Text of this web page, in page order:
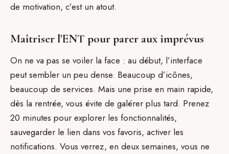
de motivation, c’est un atout.
Maîtriser l'ENT pour parer aux imprévus
On ne va pas se voiler la face : au début, l’interface
peut sembler un peu dense. Beaucoup d’icônes,
beaucoup de services. Mais une prise en main rapide,
dès la rentrée, vous évite de galérer plus tard. Prenez
20 minutes pour explorer les fonctionnalités,
sauvegarder le lien dans vos favoris, activer les
notifications. Vous verrez, en deux semaines, vous ne